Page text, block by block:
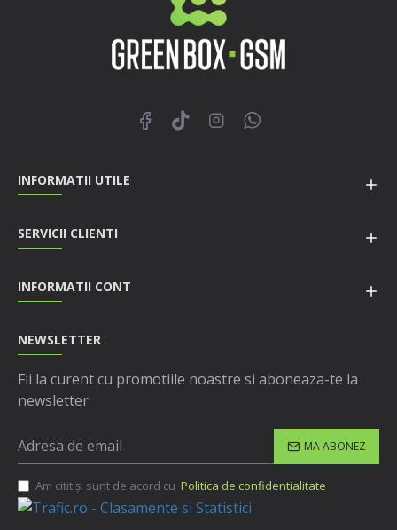
INFORMATII UTILE
SERVICII CLIENTI
INFORMATII CONT
NEWSLETTER
Fii la curent cu promotiile noastre si aboneaza-te la
newsletter
MA ABONEZ
Am citit şi sunt de acord cu Politica de confidentialitate